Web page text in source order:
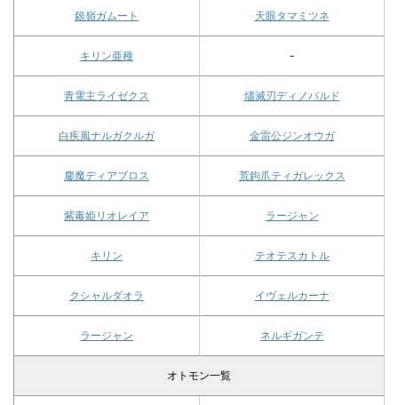
銀嶺ガムート 天眼タマミツネ
キリン亜種 -
青電主ライゼクス 燼滅刃ディノバルド
白疾風ナルガクルガ 金雷公ジンオウガ
鏖魔ディアブロス 荒鉤爪ティガレックス
紫毒姫リオレイア ラージャン
キリン テオテスカトル
クシャルダオラ イヴェルカーナ
ラージャン ネルギガンテ
オトモン一覧